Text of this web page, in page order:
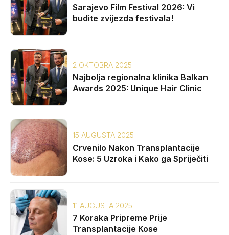
Sarajevo Film Festival 2026: Vi
budite zvijezda festivala!
2 OKTOBRA 2025
Najbolja regionalna klinika Balkan
Awards 2025: Unique Hair Clinic
15 AUGUSTA 2025
Crvenilo Nakon Transplantacije
Kose: 5 Uzroka i Kako ga Spriječiti
11 AUGUSTA 2025
7 Koraka Pripreme Prije
Transplantacije Kose